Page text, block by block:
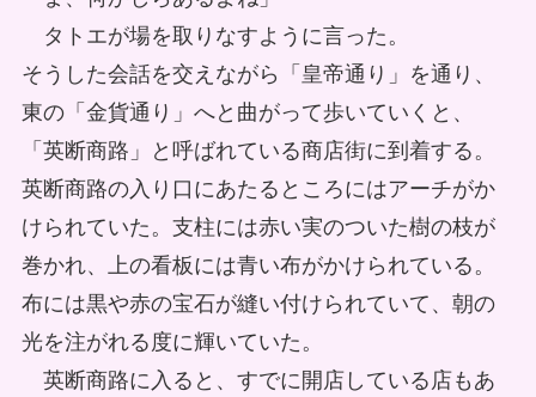
タトエが場を取りなすように言った。
そうした会話を交えながら「皇帝通り」を通り、
東の「金貨通り」へと曲がって歩いていくと、
「英断商路」と呼ばれている商店街に到着する。
英断商路の入り口にあたるところにはアーチがか
けられていた。支柱には赤い実のついた樹の枝が
巻かれ、上の看板には青い布がかけられている。
布には黒や赤の宝石が縫い付けられていて、朝の
光を注がれる度に輝いていた。
英断商路に入ると、すでに開店している店もあ